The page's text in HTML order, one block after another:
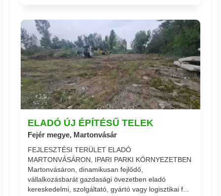
ELADÓ ÚJ ÉPÍTÉSŰ TELEK
Fejér megye, Martonvásár
FEJLESZTÉSI TERÜLET ELADÓ
MARTONVÁSÁRON, IPARI PARKI KÖRNYEZETBEN
Martonvásáron, dinamikusan fejlődő,
vállalkozásbarát gazdasági övezetben eladó
kereskedelmi, szolgáltató, gyártó vagy logisztikai f...